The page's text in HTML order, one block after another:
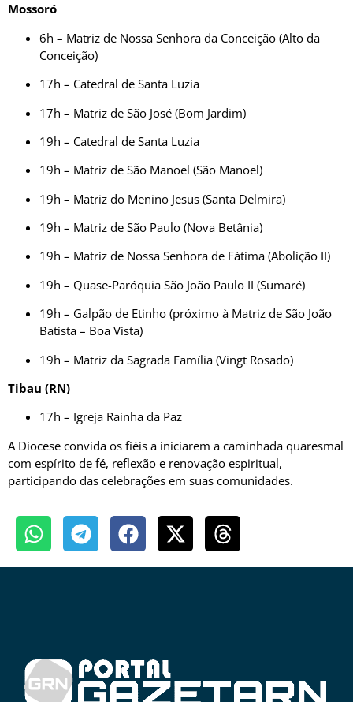
Mossoró
6h – Matriz de Nossa Senhora da Conceição (Alto da
Conceição)
17h – Catedral de Santa Luzia
17h – Matriz de São José (Bom Jardim)
19h – Catedral de Santa Luzia
19h – Matriz de São Manoel (São Manoel)
19h – Matriz do Menino Jesus (Santa Delmira)
19h – Matriz de São Paulo (Nova Betânia)
19h – Matriz de Nossa Senhora de Fátima (Abolição II)
19h – Quase-Paróquia São João Paulo II (Sumaré)
19h – Galpão de Etinho (próximo à Matriz de São João
Batista – Boa Vista)
19h – Matriz da Sagrada Família (Vingt Rosado)
Tibau (RN)
17h – Igreja Rainha da Paz
A Diocese convida os fiéis a iniciarem a caminhada quaresmal
com espírito de fé, reflexão e renovação espiritual,
participando das celebrações em suas comunidades.